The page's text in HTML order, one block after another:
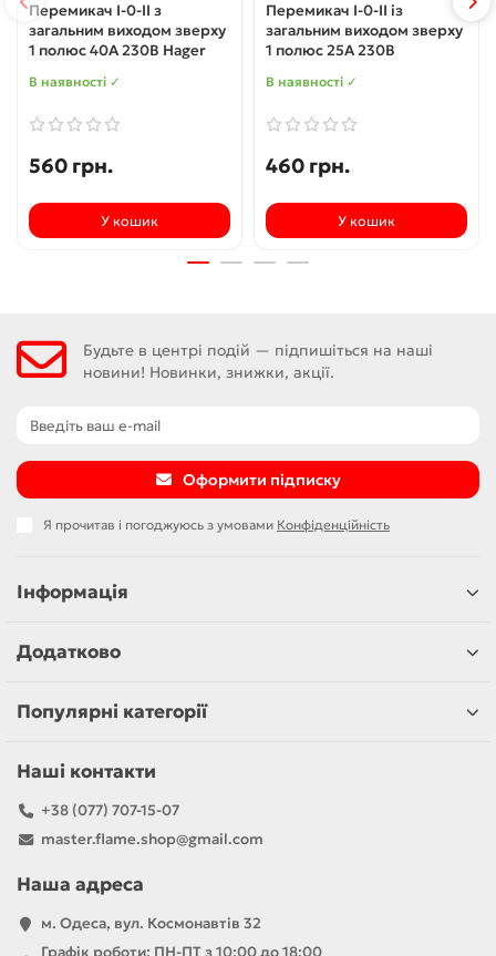
Перемикач I-0-II з
загальним виходом зверху
1 полюс 40А 230В Hager
В наявності ✓
560 грн.
У кошик
Перемикач I-0-II із
загальним виходом зверху
1 полюс 25А 230В
В наявності ✓
460 грн.
У кошик
Будьте в центрі подій — підпишіться на наші
новини! Новинки, знижки, акції.
Оформити підписку
Я прочитав і погоджуюсь з умовами Конфіденційність
Інформація
Додатково
Популярні категорії
Наші контакти
+38 (077) 707-15-07
master.flame.shop@gmail.com
Наша адреса
м. Одеса, вул. Космонавтів 32